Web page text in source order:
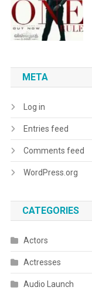
META
Log in
Entries feed
Comments feed
WordPress.org
CATEGORIES
Actors
Actresses
Audio Launch